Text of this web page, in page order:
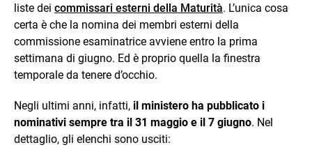
liste dei commissari esterni della Maturità. L’unica cosa
certa è che la nomina dei membri esterni della
commissione esaminatrice avviene entro la prima
settimana di giugno. Ed è proprio quella la finestra
temporale da tenere d’occhio.
Negli ultimi anni, infatti, il ministero ha pubblicato i
nominativi sempre tra il 31 maggio e il 7 giugno. Nel
dettaglio, gli elenchi sono usciti: